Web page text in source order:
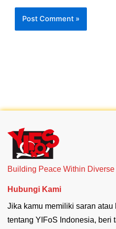
Building Peace Within
Hubungi Kami
Jika kamu memiliki saran atau
tentang YIFoS Indonesia, beri